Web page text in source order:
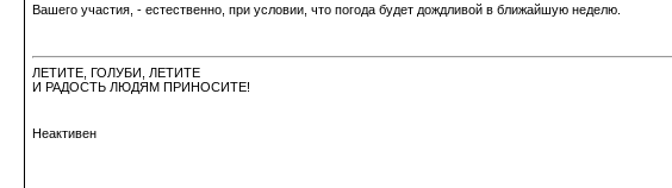
Вашего участия, - естественно, при условии, что погода будет дождливой в ближайшую неделю.
ЛЕТИТЕ, ГОЛУБИ, ЛЕТИТЕ
И РАДОСТЬ ЛЮДЯМ ПРИНОСИТЕ!
Неактивен